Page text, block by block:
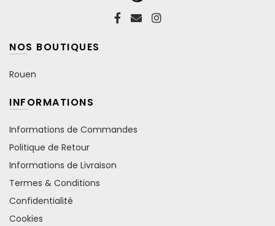
NOS BOUTIQUES
Rouen
INFORMATIONS
Informations de Commandes
Politique de Retour
Informations de Livraison
Termes & Conditions
Confidentialité
Cookies